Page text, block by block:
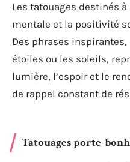
Les tatouages destinés
mentale et la positivité
Des phrases
étoiles ou les soleils,
lumière, l’espoir et le
de rappel constant de
Tatouages porte-